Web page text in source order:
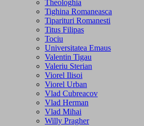
Theologhia
Tighina Romaneasca
Tiparituri Romanesti
Titus Filipas
Tociu
Universitatea Emaus
Valentin Tigau
Valeriu Sterian
Viorel Ilisoi
Viorel Urban
Vlad Cubreacov
Vlad Herman
Vlad Mihai
Willy Pragher